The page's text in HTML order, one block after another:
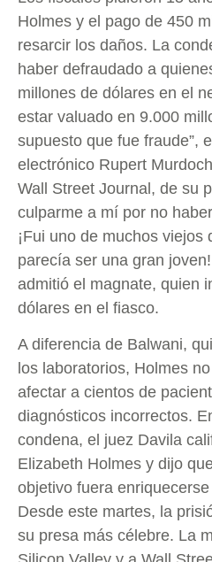
Holmes y el pago de 450
resarcir los daños. La
haber defraudado a
millones de dólares en el
estar valuado en 9.000
supuesto que fue fraude”,
electrónico Rupert
Wall Street Journal, de su
culparme a mí por no
¡Fui uno de muchos
parecía ser una gran
admitió el magnate, quien
dólares en el fiasco.
A diferencia de Balwani,
los laboratorios, Holmes
afectar a cientos de
diagnósticos incorrectos.
condena, el juez Davila
Elizabeth Holmes y dijo
objetivo fuera
Desde este martes, la
su presa más célebre. La